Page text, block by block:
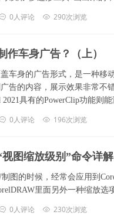
0人评论 290次浏览
作车身广告？（上）
车身的广告形式，是一种移
告的内容，展示效果非常不
2021具有的PowerClip功能则
0人评论 196次浏览
图缩放级别”命令详解
制图的时候，经常会应用到
里面另外一种缩放选
0人评论 230次浏览